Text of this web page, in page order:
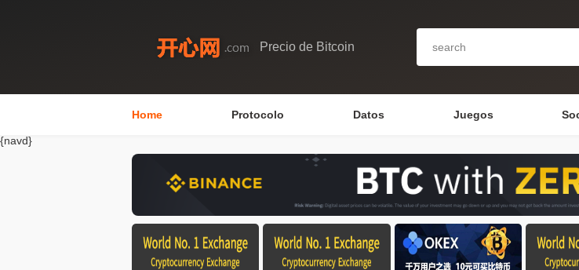
Precio de Bitcoin
Home Protocolo Datos Juegos
{navd}